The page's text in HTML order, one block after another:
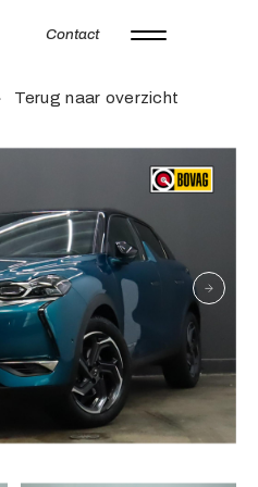
Contact
Terug naar overzicht